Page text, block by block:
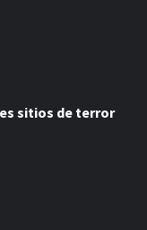
sitios de terror